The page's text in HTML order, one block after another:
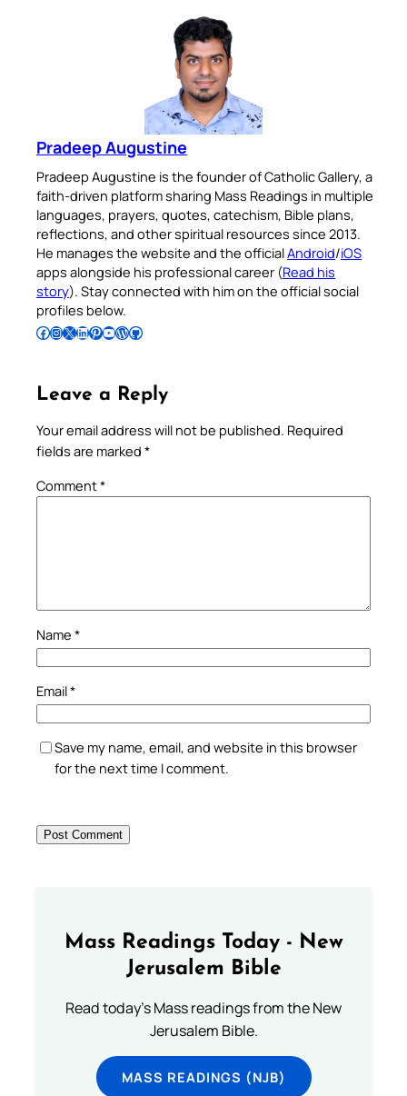
Pradeep Augustine
Pradeep Augustine is the founder of Catholic Gallery, a
faith-driven platform sharing Mass Readings in multiple
languages, prayers, quotes, catechism, Bible plans,
reflections, and other spiritual resources since 2013.
He manages the website and the officialAndroid/iOS
apps alongside his professional career (Read his
story). Stay connected with him on the official social
profiles below.
Follow Pradeep on Facebook Follow Pradeep on InstagramFollow Pradeep on X Follow Pradeep on LinkedIn Follow Pradeep on Pinterest Subscribe to Pradeep’s Youtube Channel Follow Pradeep on WordPress Follow Pradeep on GitHub
Leave a Reply
Your email address will not be published. Required
fields are marked *
Comment*
Name *
Email*
Save my name, email, and website in this browser
for the next time I comment.
Mass Readings Today - New
Jerusalem Bible
Read today's Mass readings from the New
Jerusalem Bible.
MASS READINGS (NJB)